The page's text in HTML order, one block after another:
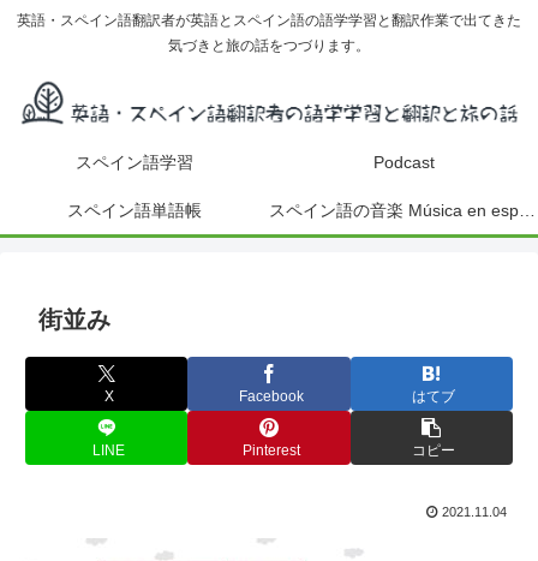
英語・スペイン語翻訳者が英語とスペイン語の語学学習と翻訳作業で出てきた
気づきと旅の話をつづります。
スペイン語学習 Podcast
スペイン語単語帳
街並み
X Facebook はてブ
LINE Pinterest コピー
2021.11.04